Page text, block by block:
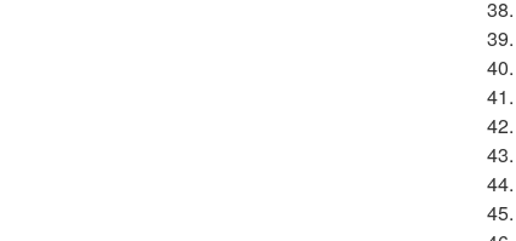
38.
39.
40.
41.
42.
43.
44.
45.